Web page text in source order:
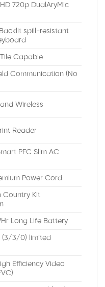
720p DualAryMic
spill-resistant
Capable
Communication (No
Wireless
Reader
PFC Slim AC
Power Cord
Country Kit
Long Life Battery
(3/3/0) limited
Efficiency Video